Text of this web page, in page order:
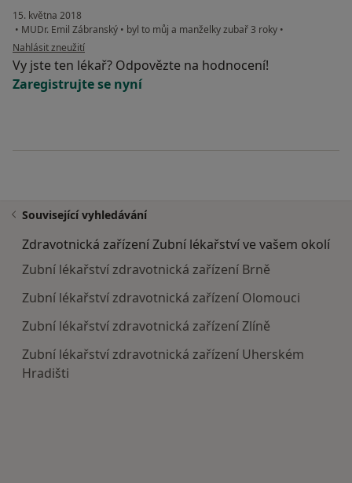
15. května 2018
• MUDr. Emil Zábranský • byl to můj a manželky zubař 3 roky •
podle názoru uživatele Váš účet byl odstraněn
Nahlásit zneužití
Vy jste ten lékař? Odpovězte na hodnocení!
Zaregistrujte se nyní
Související vyhledávání
Zdravotnická zařízení Zubní lékařství ve vašem okolí
Zubní lékařství zdravotnická zařízení Brně
Zubní lékařství zdravotnická zařízení Olomouci
Zubní lékařství zdravotnická zařízení Zlíně
Zubní lékařství zdravotnická zařízení Uherském
Hradišti